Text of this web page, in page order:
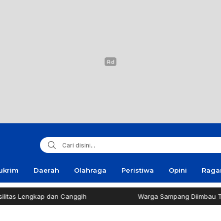
Daerah Olahraga Peristiwa Opini
dan Canggih Warga Sampang Diimbau Tak